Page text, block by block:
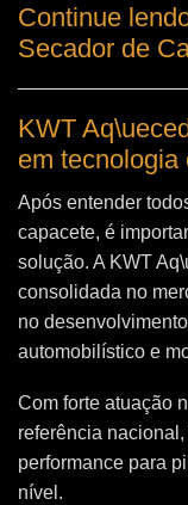
Continue
Secador de
KWT
em tecnologia
Após entender
capacete, é
solução. A KWT
consolidada no
no
automobilístico e
Com forte atuação
referência
performance para
nível.